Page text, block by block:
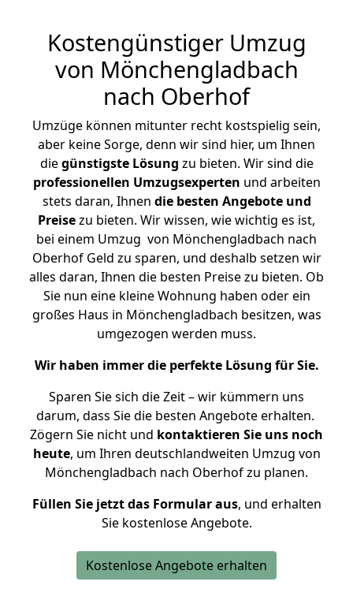
Kostengünstiger Umzug
von Mönchengladbach
nach Oberhof
Umzüge können mitunter recht kostspielig sein,
aber keine Sorge, denn wir sind hier, um Ihnen
diegünstigste Lösung zu bieten. Wir sind die
professionellen Umzugsexperten und arbeiten
stets daran, Ihnen die besten Angebote und
Preisezu bieten. Wir wissen, wie wichtig es ist,
bei einem Umzug von Mönchengladbach nach
Oberhof Geld zu sparen, und deshalb setzen wir
alles daran, Ihnen die besten Preise zu bieten. Ob
Sie nun eine kleine Wohnung haben oder ein
großes Haus in Mönchengladbach besitzen, was
umgezogen werden muss.
Wir haben immer die perfekte Lösung für Sie.
Sparen Sie sich die Zeit – wir kümmern uns
darum, dass Sie die besten Angebote erhalten.
Zögern Sie nicht und kontaktieren Sie uns noch
heute, um Ihren deutschlandweiten Umzug von
Mönchengladbach nach Oberhof zu planen.
Füllen Sie jetzt das Formular aus, und erhalten
Sie kostenlose Angebote.
Kostenlose Angebote erhalten